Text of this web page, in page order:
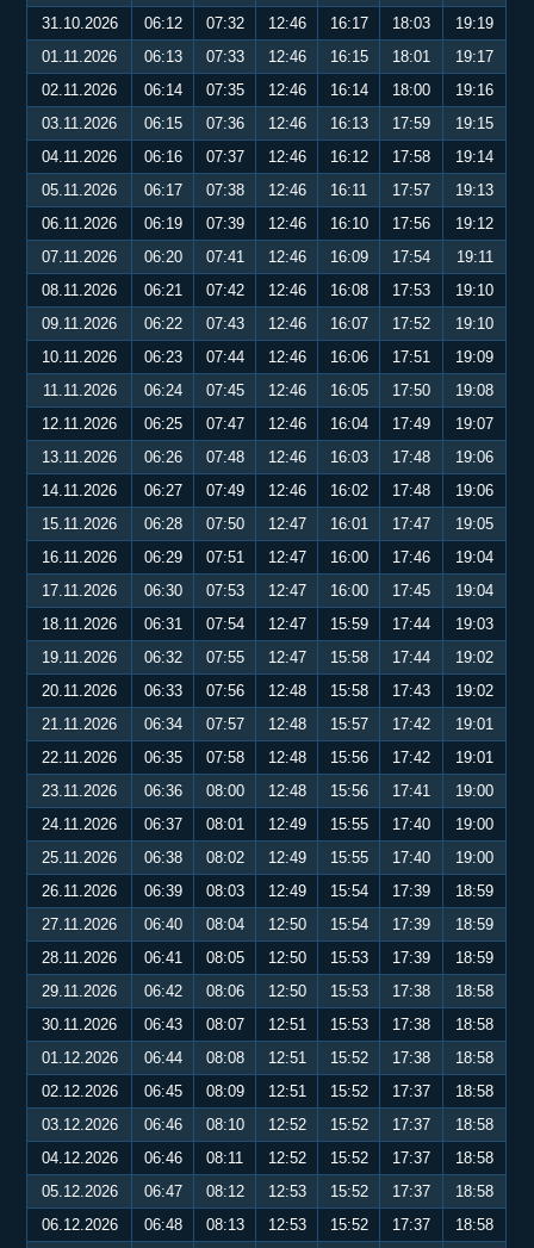
31.10.2026
06:12 07:32 12:46 16:17 18:03
19:19
01.11.2026
06:13 07:33 12:46 16:15 18:01
19:17
02.11.2026
06:14 07:35 12:46 16:14 18:00
19:16
03.11.2026
06:15 07:36 12:46 16:13 17:59
19:15
04.11.2026
06:16 07:37 12:46 16:12 17:58
19:14
05.11.2026
06:17 07:38 12:46 16:11 17:57
19:13
06.11.2026
06:19 07:39 12:46 16:10 17:56
19:12
07.11.2026
06:20 07:41 12:46 16:09 17:54
19:11
08.11.2026
06:21 07:42 12:46 16:08 17:53
19:10
09.11.2026
06:22 07:43 12:46 16:07 17:52
19:10
10.11.2026
06:23 07:44 12:46 16:06 17:51
19:09
11.11.2026
06:24 07:45 12:46 16:05 17:50
19:08
12.11.2026
06:25 07:47 12:46 16:04 17:49
19:07
13.11.2026
06:26 07:48 12:46 16:03 17:48
19:06
14.11.2026
06:27 07:49 12:46 16:02 17:48
19:06
15.11.2026
06:28 07:50 12:47 16:01 17:47
19:05
16.11.2026
06:29 07:51 12:47 16:00 17:46
19:04
17.11.2026
06:30 07:53 12:47 16:00 17:45
19:04
18.11.2026
06:31 07:54 12:47 15:59 17:44
19:03
19.11.2026
06:32 07:55 12:47 15:58 17:44
19:02
20.11.2026
06:33 07:56 12:48 15:58 17:43
19:02
21.11.2026
06:34 07:57 12:48 15:57 17:42
19:01
22.11.2026
06:35 07:58 12:48 15:56 17:42
19:01
23.11.2026
06:36 08:00 12:48 15:56 17:41
19:00
24.11.2026
06:37 08:01 12:49 15:55 17:40
19:00
25.11.2026
06:38 08:02 12:49 15:55 17:40
19:00
26.11.2026
06:39 08:03 12:49 15:54 17:39
18:59
27.11.2026
06:40 08:04 12:50 15:54 17:39
18:59
28.11.2026
06:41 08:05 12:50 15:53 17:39
18:59
29.11.2026
06:42 08:06 12:50 15:53 17:38
18:58
30.11.2026
06:43 08:07 12:51 15:53 17:38
18:58
01.12.2026
06:44 08:08 12:51 15:52 17:38
18:58
02.12.2026
06:45 08:09 12:51 15:52 17:37
18:58
03.12.2026
06:46 08:10 12:52 15:52 17:37
18:58
04.12.2026
06:46 08:11 12:52 15:52 17:37
18:58
05.12.2026
06:47 08:12 12:53 15:52 17:37
18:58
06.12.2026
06:48 08:13 12:53 15:52 17:37 18:58